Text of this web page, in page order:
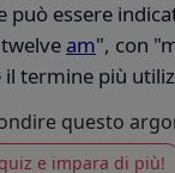
può essere
am", con
termine più
questo
e impara di più!